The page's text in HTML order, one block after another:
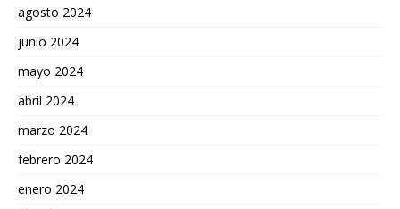
agosto 2024
junio 2024
mayo 2024
abril 2024
marzo 2024
febrero 2024
enero 2024